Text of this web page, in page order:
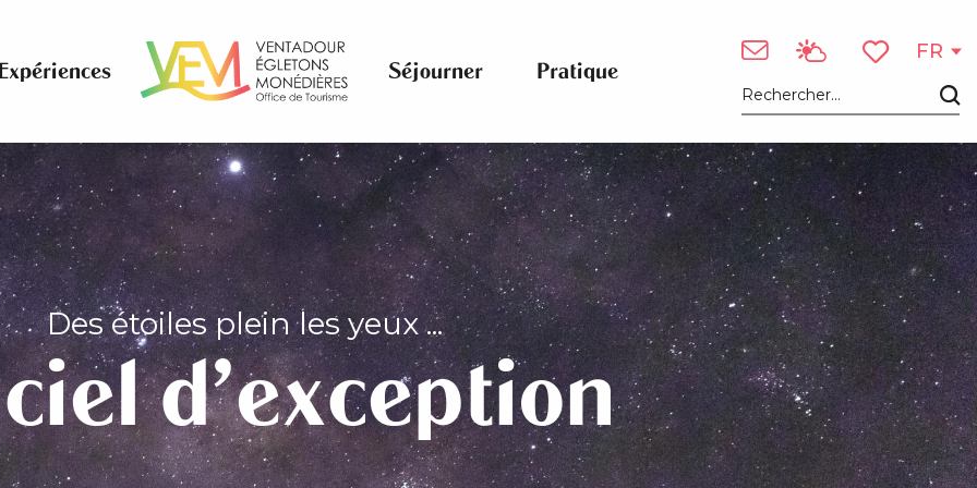
Recherche
FR
Séjourner Pratique
Des étoiles plein les yeux ...
d'exception